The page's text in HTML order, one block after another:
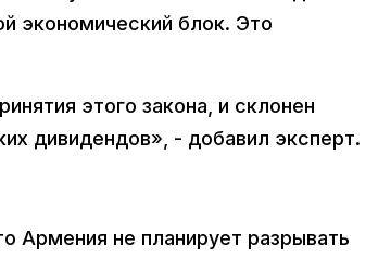
экономический блок. Это
этого закона, и склонен
дивидендов», - добавил эксперт.
Армения не планирует разрывать